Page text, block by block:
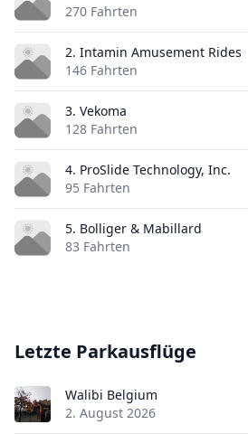
270 Fahrten
2. Intamin Amusement Rides
146 Fahrten
3. Vekoma
128 Fahrten
4. ProSlide Technology, Inc.
95 Fahrten
5. Bolliger & Mabillard
83 Fahrten
Letzte Parkausflüge
Walibi Belgium
2. August 2026